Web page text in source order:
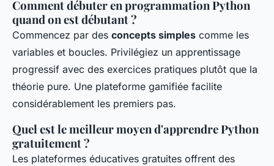
Comment débuter en programmation Python
quand on est débutant ?
Commencez par des concepts simples comme les
variables et boucles. Privilégiez un apprentissage
progressif avec des exercices pratiques plutôt que la
théorie pure. Une plateforme gamifiée facilite
considérablement les premiers pas.
Quel est le meilleur moyen d'apprendre Python
gratuitement ?
Les plateformes éducatives gratuites offrent des